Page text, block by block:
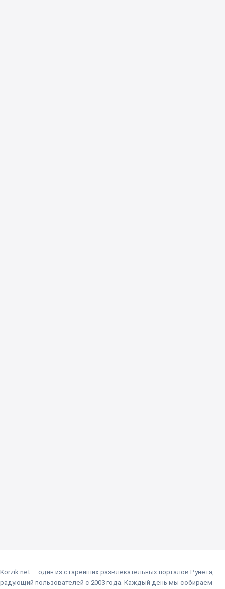
Korzik.net — один из старейших развлекательных порталов Рунета,
радующий пользователей с 2003 года. Каждый день мы собираем